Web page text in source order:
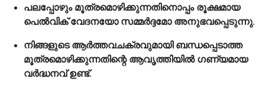
പലപ്പോഴും മൂത്രമൊഴിക്കുന്നതിനൊപ്പം രൂക്ഷമായ
പെൽവിക് വേദനയോ സമ്മർദ്ദമോ അനുഭവപ്പെടുന്നു.
നിങ്ങളുടെ ആർത്തവചക്രവുമായി ബന്ധപ്പെടാത്ത
മൂത്രമൊഴിക്കുന്നതിന്റെ ആവൃത്തിയിൽ ഗണ്യമായ
വർദ്ധനവ് ഉണ്ട്.